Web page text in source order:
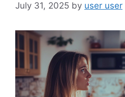
July 31, 2025 by user user